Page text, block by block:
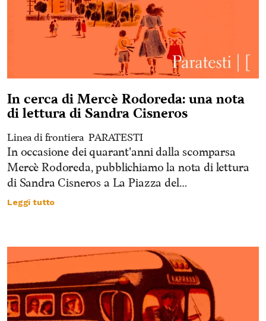
In cerca di Mercè Rodoreda: una nota
di lettura di Sandra Cisneros
Linea di frontiera PARATESTI
In occasione dei quarant'anni dalla scomparsa
Mercè Rodoreda, pubblichiamo la nota di lettura
di Sandra Cisneros a La Piazza del…
Leggi tutto